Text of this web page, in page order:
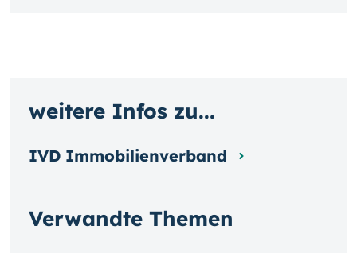
Verwandte Themen
weitere Infos zu...
IVD Immobilienverband